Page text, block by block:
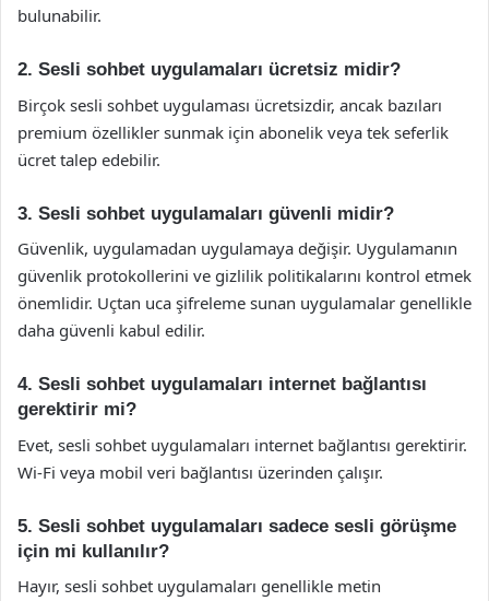
bulunabilir.
2. Sesli sohbet uygulamaları ücretsiz midir?
Birçok sesli sohbet uygulaması ücretsizdir, ancak bazıları
premium özellikler sunmak için abonelik veya tek seferlik
ücret talep edebilir.
3. Sesli sohbet uygulamaları güvenli midir?
Güvenlik, uygulamadan uygulamaya değişir. Uygulamanın
güvenlik protokollerini ve gizlilik politikalarını kontrol etmek
önemlidir. Uçtan uca şifreleme sunan uygulamalar genellikle
daha güvenli kabul edilir.
4. Sesli sohbet uygulamaları internet bağlantısı
gerektirir mi?
Evet, sesli sohbet uygulamaları internet bağlantısı gerektirir.
Wi-Fi veya mobil veri bağlantısı üzerinden çalışır.
5. Sesli sohbet uygulamaları sadece sesli görüşme
için mi kullanılır?
Hayır, sesli sohbet uygulamaları genellikle metin